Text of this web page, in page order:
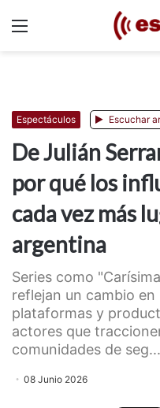
Espectáculos Escuchar
De Julián
por qué los
cada vez más
argentina
Series como
reflejan un cambio en
plataformas y
actores que
comunidades de seg...
08 Junio 2026